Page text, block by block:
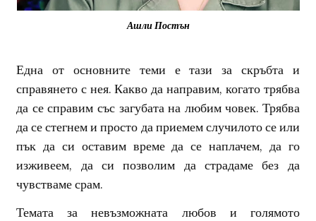
Ашли Постън
Една от основните теми е тази за скръбта и
справянето с нея. Какво да направим, когато трябва
да се справим със загубата на любим човек. Трябва
да се стегнем и просто да приемем случилото се или
пък да си оставим време да се наплачем, да го
изживеем, да си позволим да страдаме без да
чувстваме срам.
Темата за невъзможната любов и голямото